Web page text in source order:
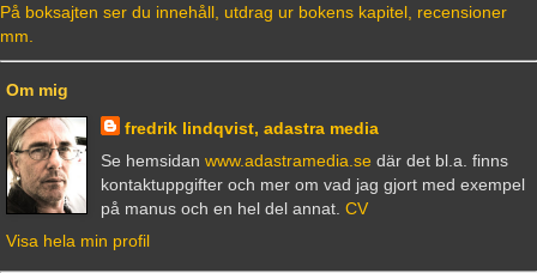
På boksajten ser du innehåll, utdrag ur bokens kapitel, recensioner
mm.
Om mig
fredrik lindqvist, adastra media
Se hemsidan www.adastramedia.sedär det bl.a. finns
kontaktuppgifter och mer om vad jag gjort med exempel
på manus och en hel del annat. CV
Visa hela min profil